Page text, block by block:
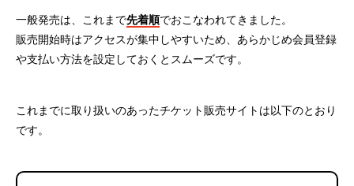
一般発売は、これまで先着順でおこなわれてきました。
販売開始時はアクセスが集中しやすいため、あらかじめ会員登録
や支払い方法を設定しておくとスムーズです。
これまでに取り扱いのあったチケット販売サイトは以下のとおり
です。